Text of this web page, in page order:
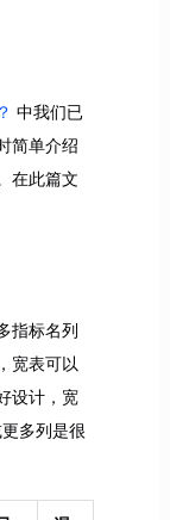
中我们已
简单介绍
在此篇文
指标名列
宽表可以
设计，宽
多列是很